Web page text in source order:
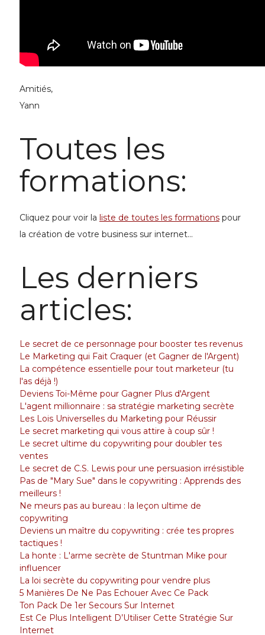
Amitiés,
Yann
Toutes les
formations:
Cliquez pour voir la liste de toutes les formationspour
la création de votre businesssur internet...
Les derniers
articles:
Le secret de ce personnage pour booster tes revenus
Le Marketing qui Fait Craquer (et Gagner de l'Argent)
La compétence essentielle pour tout marketeur (tu
l'as déjà !)
Deviens Toi-Même pour Gagner Plus d'Argent
L'agent millionnaire : sa stratégie marketing secrète
Les Lois Universelles du Marketing pour Réussir
Le secret marketing qui vous attire à coup sûr !
Le secret ultime du copywriting pour doubler tes
ventes
Le secret de C.S. Lewis pour une persuasion irrésistible
Pas de "Mary Sue" dans le copywriting : Apprends des
meilleurs !
Ne meurs pas au bureau : la leçon ultime de
copywriting
Deviens un maître du copywriting : crée tes propres
tactiques !
La honte : L'arme secrète de Stuntman Mike pour
influencer
La loi secrète du copywriting pour vendre plus
5 Manières De Ne Pas Echouer Avec Ce Pack
Ton Pack De 1er Secours Sur Internet
Est Ce Plus Intelligent D’Utiliser Cette Stratégie Sur
Internet